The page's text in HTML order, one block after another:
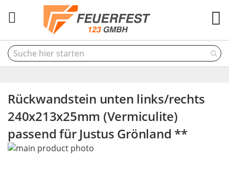
Rückwandstein unten links/rechts
240x213x25mm (Vermiculite)
passend für Justus Grönland **
Skip